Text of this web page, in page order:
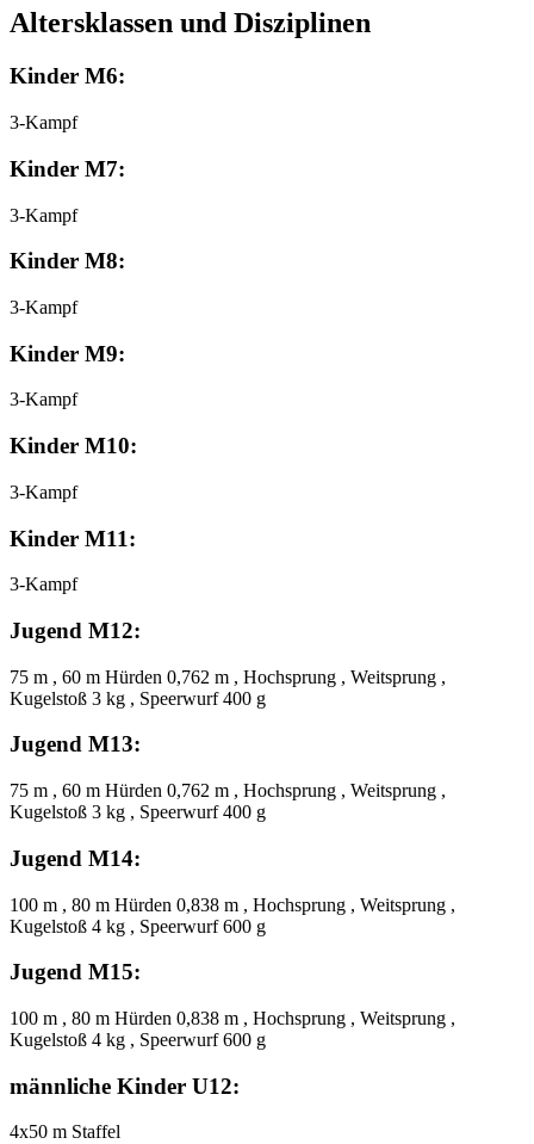
Altersklassen und Disziplinen
Kinder M6:
3-Kampf
Kinder M7:
3-Kampf
Kinder M8:
3-Kampf
Kinder M9:
3-Kampf
Kinder M10:
3-Kampf
Kinder M11:
3-Kampf
Jugend M12:
75 m , 60 m Hürden 0,762 m , Hochsprung , Weitsprung ,
Kugelstoß 3 kg , Speerwurf 400 g
Jugend M13:
75 m , 60 m Hürden 0,762 m , Hochsprung , Weitsprung ,
Kugelstoß 3 kg , Speerwurf 400 g
Jugend M14:
100 m , 80 m Hürden 0,838 m , Hochsprung , Weitsprung ,
Kugelstoß 4 kg , Speerwurf 600 g
Jugend M15:
100 m , 80 m Hürden 0,838 m , Hochsprung , Weitsprung ,
Kugelstoß 4 kg , Speerwurf 600 g
männliche Kinder U12:
4x50 m Staffel